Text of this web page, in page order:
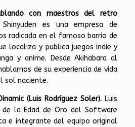
con maestros del retro
es una empresa de
radicada en el famoso barrio de
localiza y publica juegos indie y
y anime. Desde Akihabara al
de su experiencia de vida
sol naciente.
(Luis Rodríguez Soler). Luis
la Edad de Oro del Software
e integrante del equipo original